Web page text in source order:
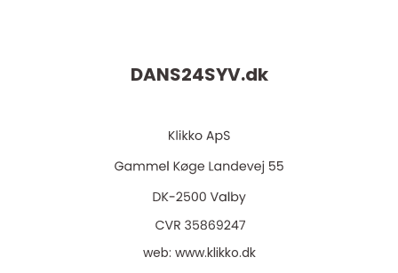
DANS24SYV.dk
web: www.klikko.dk